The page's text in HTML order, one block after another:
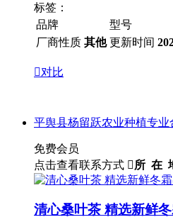
标签：
品牌
型号
厂商性质 其他 更新时间
对比
平舆县杨留跃农业种植专业
免费会员
点击查看联系方式 所 在
清心桑叶茶 精选新鲜